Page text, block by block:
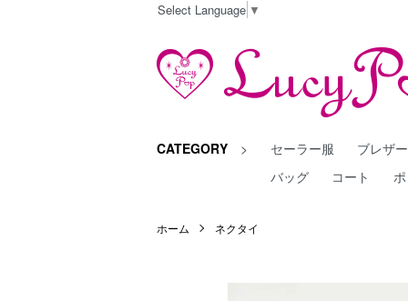
Select Language ▼
CATEGORY > セーラー服
ブレザー
バッグ
コート
ホーム ネクタイ